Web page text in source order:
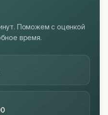
Поможем с оценкой
время.